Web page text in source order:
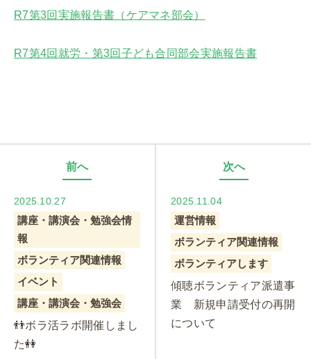
R7第3回実施報告書（ケアマネ部会）
R7第4回就労・第3回子ども合同部会実施報告書
前へ
2025.10.27
講座・講演会・勉強会情
報
ボランティア関連情報
イベント
講座・講演会・勉強会
👬ボラ活ラボ開催しまし
た👭
次へ
2025.11.04
運営情報
ボランティア関連情報
ボランティアします
傾聴ボランティア派遣事
業 新規申請受付の再開
について